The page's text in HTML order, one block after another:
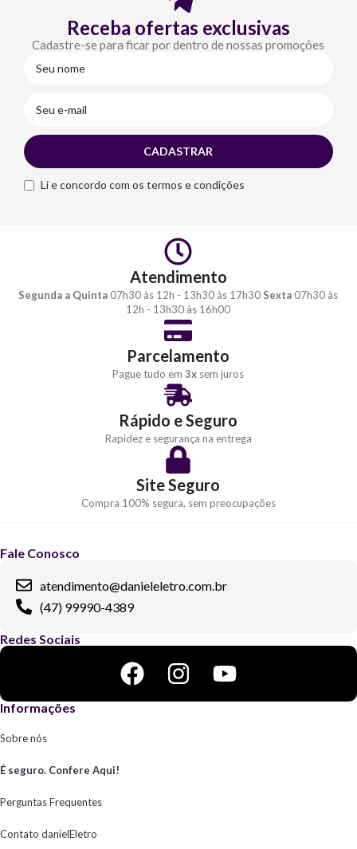
Receba ofertas exclusivas
Cadastre-se para ficar por dentro de nossas promoções
Li e concordo com os termos e condições
Atendimento
Segunda a Quinta 07h30 às 12h - 13h30 às 17h30 Sexta 07h30 às
12h - 13h30 às 16h00
Parcelamento
Pague tudo em3x sem juros
Rápido e Seguro
Rapidez e segurança na entrega
Site Seguro
Compra 100% segura, sem preocupações
Fale Conosco
atendimento@danieleletro.com.br
(47) 99990-4389
Redes Sociais
Informações
Sobre nós
É seguro. Confere Aqui!
Perguntas Frequentes
Contato danielEletro